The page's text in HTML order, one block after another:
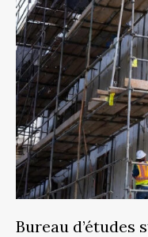
Bureau